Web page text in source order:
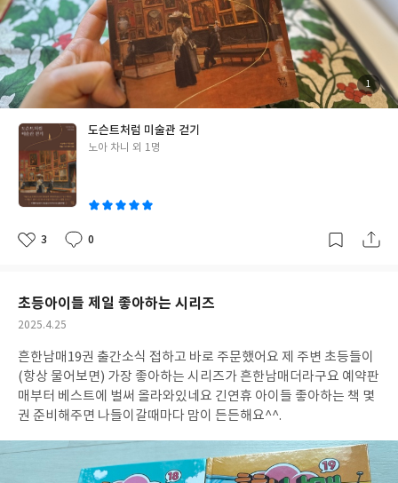
경험하다 보면 가정, 가능성, 당위형 사고를 이끌 수 있는 언어를 익
힐 수 있습니다. 4장 질문정교화 focus : 질문을 정교화하여 탐구 설
계하기 어린아이일수록 질문이 많지만 이 모든 질문이 의미있는 사
고나 탐구로 이어지지는 않습니다.풍부하게 생성된 질문을 초점을
갖고 다시 살펴보면 어떤 질문에 대해 비중을 두고 탐구할지 결정할
수 있습니다. => 개념안경/ 질문CEO/ 질문지도질문을 통해 사고하
기에서 >> 사고를 통해 질문 다루기로 전환 개념안경은 => 개념의
틀을 제공하면서 학생들의 다양한 관점 변화와 사고의 전환을 이끌
어냅니다. 창의성은 아무것도 없는 상태에서 발휘되는 것이 아닙니
다. 배경지식과 사고력을 바탕으로, 생각이 탐구로 확장되어 가는
과정을 통해 학생들이 성장하는 모습을 확인할 수 있습니다. 질문C
기 위해 필요한 과정이고, 열린 질문은 아이디어나 제안 등 다양한
의 관계를 분석하여 탐구의 흐름을 설계하도록 돕는 질문도구입니
는 능력으로서 비교, 분류, 분석, 평가 종합 등 다양한 사고 기능을
수반합니다. 질문지도를 만드는 과정에서 중요한 것은, 학생들이 자
신이 선택한 질문의 이유를 스스로 설명하도록 하는 것입니다. ex)
5학년2학기 우리나라의 인문환경 사람들이 왜 서울에 이렇게 많이
이 사는 곳은 어떤 문제가 생길까?인구가 줄어드는 지역에서 학교
나 병원은 어떻게 될까?나중에 어른이 되었을 때, 나는 어디에서 살
긴 이야기를 솜씨 좋은 장인이 보기 좋은 한 권의 책으로 만들었다는
느낌을 받았다. 미술작품이 가진 이야기를 풀어내는 책은 많다. 노아
차니는 다른 길을 선택했다. <훌륭한 미술품에 나쁜 일이 생길 때>
이러한 제목으로 시작되는 6장은 미술관에서 발생한 스릴러 이야기
가 아니라, 미술품 보존과 복원에 관한 내용이다. 시스티나 성당이 1
0년간의 복원 공사를 끝내고 1994년에 재개관했을 때 전 세계가 탄
성을 내질렀는데 실제 우리는 그 작품의 본래의 모습을 처음 보게 된
것이기 때문이다. 그간 먼지와 성당의 촛불, 등잔에서 나오는 연기
는 그림이 가진 온전한 색감과 아우라를 반감시켰다. 복원을 통해 작
품은 본래의 모습을 회복했다. “과거의 보존 전문가들이 수 세기에
걸쳐 손을 댄 부분을 벗겨내자 원작의 놀라운 부분들이 드러났다. 예
달라 보이게 만들었다. 또한 그림에 붓질한 얀 반 에이크의 손길뿐
다. 잘 따라오고 있지요? 작가의 목소리가 중간중간 등장한다) 회화
부터 조각, 미술사까지 도달한다. 책 표지의 부제가 이 책의 성격을
처럼 미술품 앞에 서 있는 내게 감상의 땔감들이 하나씩 쌓여간다.
이 책의 정수는 역시, 5장이다. 조각의 역사를 쭉 훑어가며 꼼꼼하게
실어놓은 작품사진은 2차원의 독서가 3차원으로 확장되는 경험이
다. 프랑스 루브르박물관에서 봤던 조각상들을 과연 내가 봤다고 말
기를 권하고 싶다. 소개된 조각 작품 중 <라오콘>은 그 설명이 어찌
나 실감이 나는지, 분명 이 작품을 검색창에 찾아보게 될 것이다.
첨
부
된
사
1
도슨트처럼 미술관 걷기
글
노아 차니 외 1명
좋
3
댓
0
작
초등아이들 제일 좋아하는 시리즈
작
일
2025.4.25
흔한남매19권 출간소식 접하고 바로 주문했어요 제 주변 초등들이
(항상 물어보면) 가장 좋아하는 시리즈가 흔한남매더라구요 예약판
매부터 베스트에 벌써 올라와있네요 긴연휴 아이들 좋아하는 책 몇
권 준비해주면 나들이갈때마다 맘이 든든해요^^.